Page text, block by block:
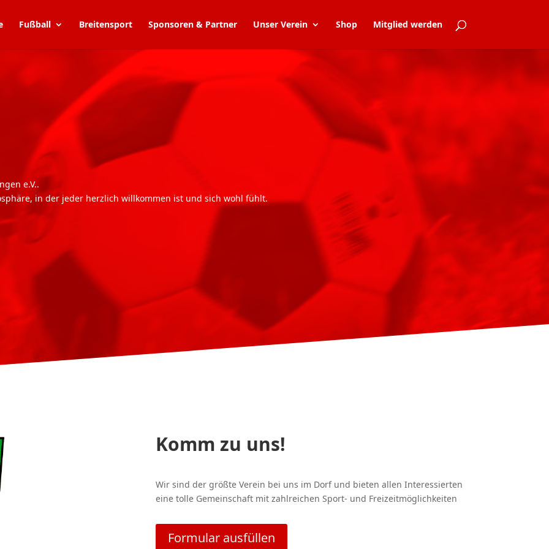
Fußball Breitensport Sponsoren & Partner Unser Verein Shop Mitglied werden
e.V..
in der jeder herzlich willkommen ist und sich wohl fühlt.
Komm zu uns!
Wir sind der größte Verein bei uns im Dorf und bieten allen Interessierten
eine tolle Gemeinschaft mit zahlreichen Sport- und Freizeitmöglichkeiten
Formular ausfüllen